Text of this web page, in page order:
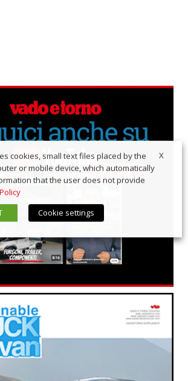
X
cookies, small text files placed by the
or mobile device, which automatically
that the user does not provide
Cookie settings